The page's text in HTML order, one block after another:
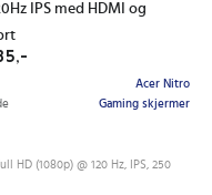
IPS med HDMI og
Acer Nitro
Gaming skjermer
HD (1080p) @ 120 Hz, IPS, 250